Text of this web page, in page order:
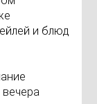
и блюд